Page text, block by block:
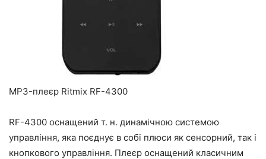
MP3-плеєр Ritmix RF-4300
RF-4300 оснащений т. н. динамічною системою
управління, яка поєднує в собі плюси як сенсорний, так і
кнопкового управління. Плеєр оснащений класичним